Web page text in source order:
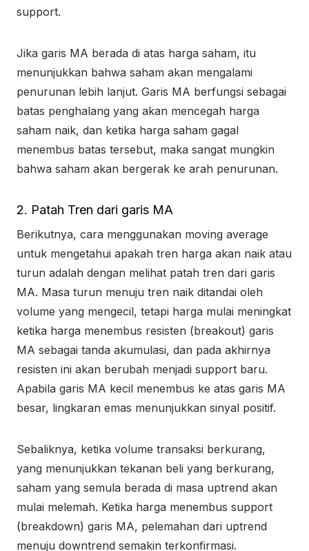
support.
Jika garis MA berada di atas harga saham, itu
menunjukkan bahwa saham akan mengalami
penurunan lebih lanjut. Garis MA berfungsi sebagai
batas penghalang yang akan mencegah harga
saham naik, dan ketika harga saham gagal
menembus batas tersebut, maka sangat mungkin
bahwa saham akan bergerak ke arah penurunan.
2. Patah Tren dari garis MA
Berikutnya, cara menggunakan moving average
untuk mengetahui apakah tren harga akan naik atau
turun adalah dengan melihat patah tren dari garis
MA. Masa turun menuju tren naik ditandai oleh
volume yang mengecil, tetapi harga mulai meningkat
ketika harga menembus resisten (breakout) garis
MA sebagai tanda akumulasi, dan pada akhirnya
resisten ini akan berubah menjadi support baru.
Apabila garis MA kecil menembus ke atas garis MA
besar, lingkaran emas menunjukkan sinyal positif.
Sebaliknya, ketika volume transaksi berkurang,
yang menunjukkan tekanan beli yang berkurang,
saham yang semula berada di masa uptrend akan
mulai melemah. Ketika harga menembus support
(breakdown) garis MA, pelemahan dari uptrend
menuju downtrend semakin terkonfirmasi.